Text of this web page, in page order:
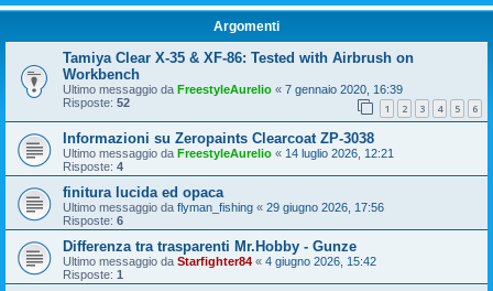
Argomenti
Tamiya Clear X-35 & XF-86: Tested with Airbrush on
Workbench
Ultimo messaggio da FreestyleAurelio « 7 gennaio 2020, 16:39
Risposte: 52 1 2 3 4 5 6
Informazioni su Zeropaints Clearcoat ZP-3038
Ultimo messaggio da FreestyleAurelio « 14 luglio 2026, 12:21
Risposte: 4
finitura lucida ed opaca
Ultimo messaggio da flyman_fishing « 29 giugno 2026, 17:56
Risposte: 6
Differenza tra trasparenti Mr.Hobby - Gunze
Ultimo messaggio da Starfighter84 « 4 giugno 2026, 15:42
Risposte: 1